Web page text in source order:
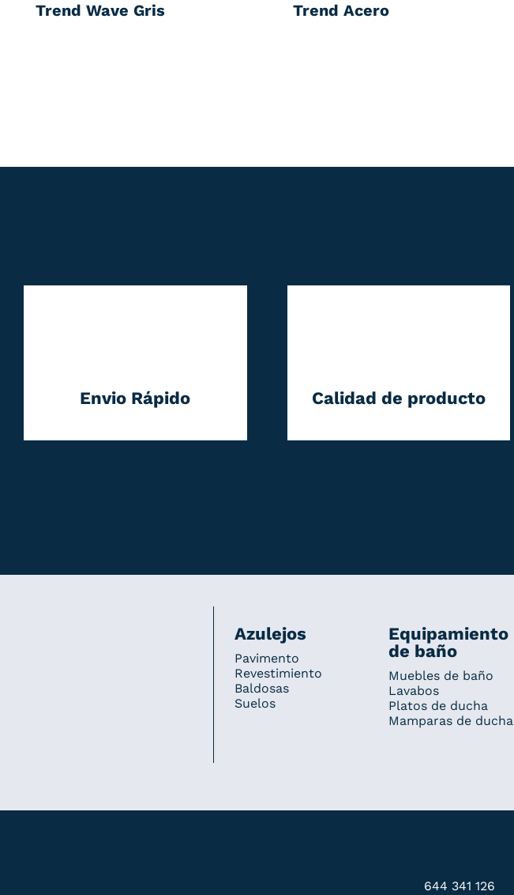
Trend Wave Gris Trend Acero
Envio Rápido Calidad de producto
Azulejos
Pavimento
Revestimiento
Baldosas
Suelos
Equipamiento
de baño
Muebles de baño
Lavabos
Platos de ducha
Mamparas de ducha
644 341 126